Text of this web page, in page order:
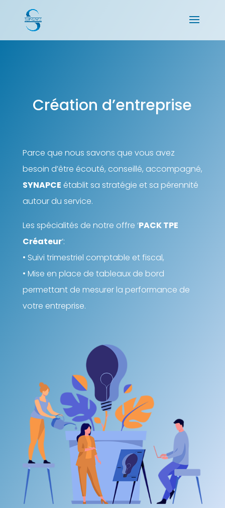
Création d’entreprise
Parce que nous savons que vous avez
besoin d’être écouté, conseillé, accompagné,
SYNAPCE établit sa stratégie et sa pérennité
autour du service.
Les spécialités de notre offre ‘PACK TPE
Créateur‘:
• Suivi trimestriel comptable et fiscal,
• Mise en place de tableaux de bord
permettant de mesurer la performance de
votre entreprise.